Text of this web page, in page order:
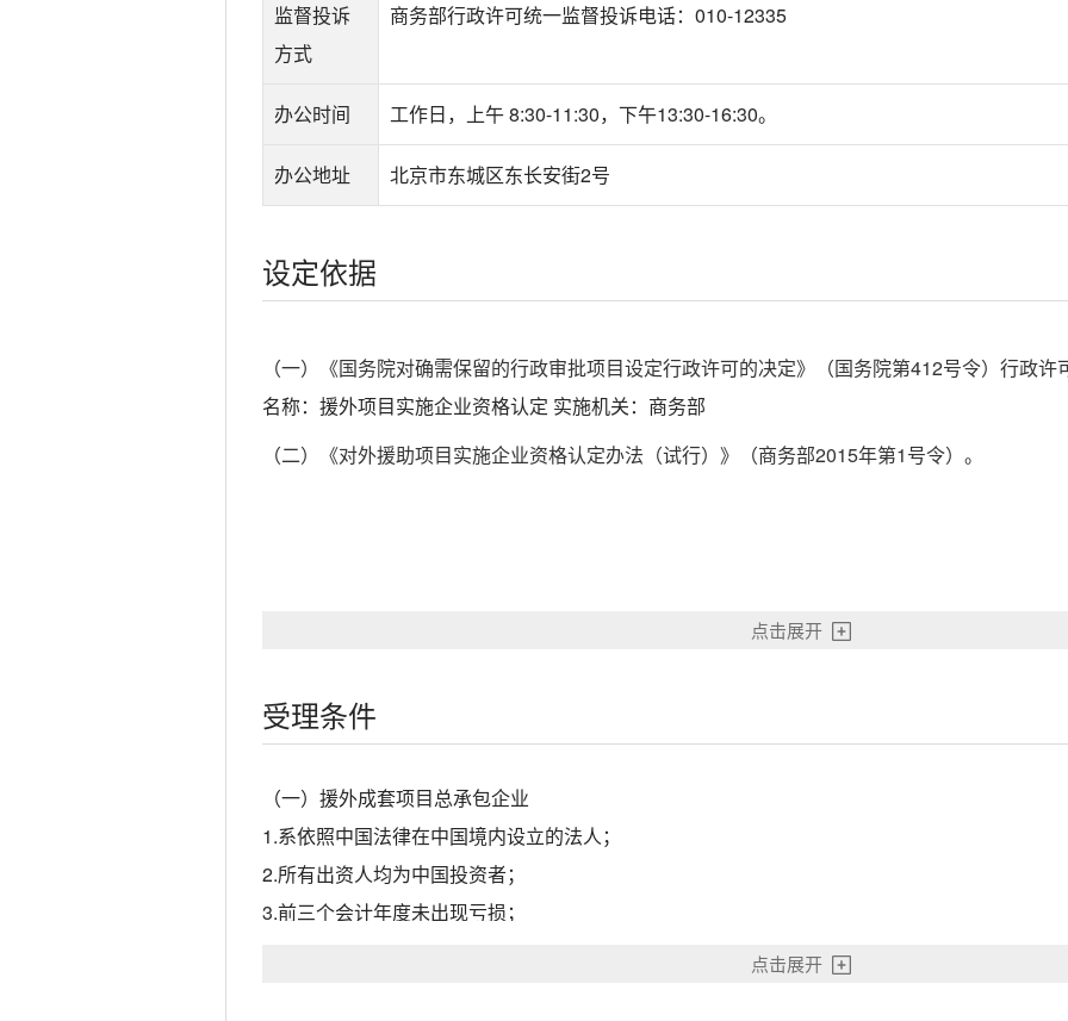
监督投诉
方式
商务部行政许可统一监督投诉电话：010-12335
办公时间 工作日，上午 8:30-11:30，下午13:30-16:30。
办公地址 北京市东城区东长安街2号
设定依据
（一）《国务院对确需保留的行政审批项目设定行政许可的决定》（国务院第412号令）行政许
名称：援外项目实施企业资格认定 实施机关：商务部
（二）《对外援助项目实施企业资格认定办法（试行）》（商务部2015年第1号令）。
点击展开
受理条件
（一）援外成套项目总承包企业
1.系依照中国法律在中国境内设立的法人；
2.所有出资人均为中国投资者；
3.前三个会计年度未出现亏损；
4.前三年未受过刑事处罚、未因进行非法经营活动或违反有关援外管理规章受过行政处罚；
点击展开